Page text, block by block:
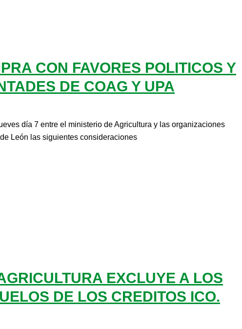
CON FAVORES POLITICOS Y
DE COAG Y UPA
día 7 entre el ministerio de Agricultura y las organizaciones
León las siguientes consideraciones
EXCLUYE A LOS
DE LOS CREDITOS ICO.